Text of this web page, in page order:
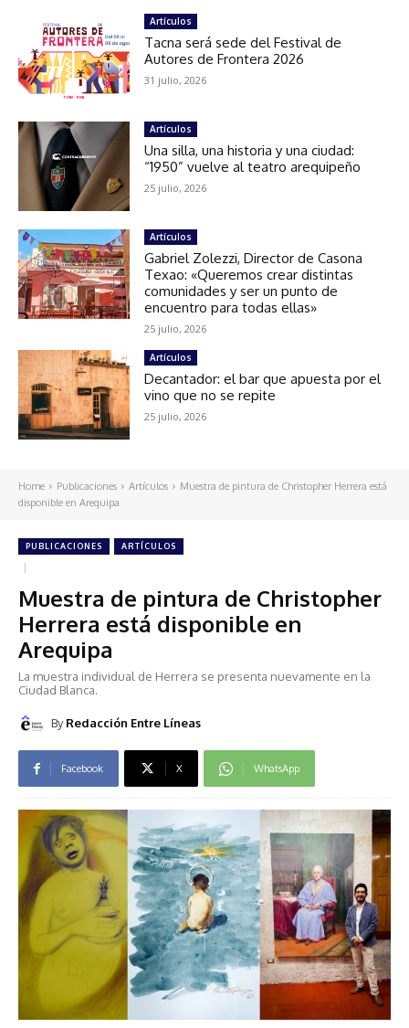
Artículos
Tacna será sede del Festival de
Autores de Frontera 2026
31 julio, 2026
Artículos
Una silla, una historia y una ciudad:
“1950” vuelve al teatro arequipeño
25 julio, 2026
Artículos
Gabriel Zolezzi, Director de Casona
Texao: «Queremos crear distintas
comunidades y ser un punto de
encuentro para todas ellas»
25 julio, 2026
Artículos
Decantador: el bar que apuesta por el
vino que no se repite
25 julio, 2026